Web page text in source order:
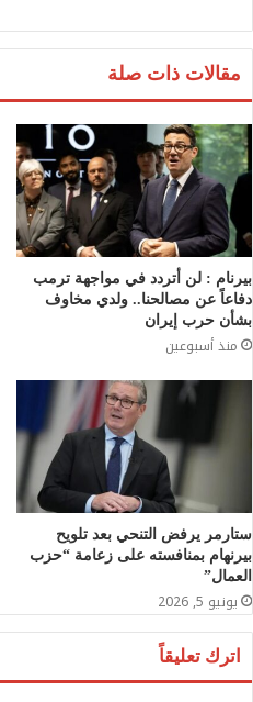
مقالات ذات صلة
بيرنام : لن أتردد في مواجهة ترمب
دفاعاً عن مصالحنا.. ولدي مخاوف
بشأن حرب إيران
منذ أسبوعين
ستارمر يرفض التنحي بعد تلويح
بيرنهام بمنافسته على زعامة “حزب
العمال”
يونيو 5, 2026
اترك تعليقاً